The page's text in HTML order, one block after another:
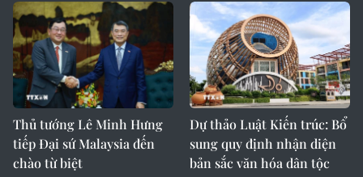
Thủ tướng Lê Minh Hưng
tiếp Đại sứ Malaysia đến
chào từ biệt
Dự thảo Luật Kiến trúc: Bổ
sung quy định nhận diện
bản sắc văn hóa dân tộc